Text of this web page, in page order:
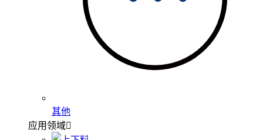
其他
应用领域